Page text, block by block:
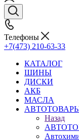
Телефоны
+7(473) 210-63-33
КАТАЛОГ
ШИНЫ
ДИСКИ
АКБ
МАСЛА
Назад